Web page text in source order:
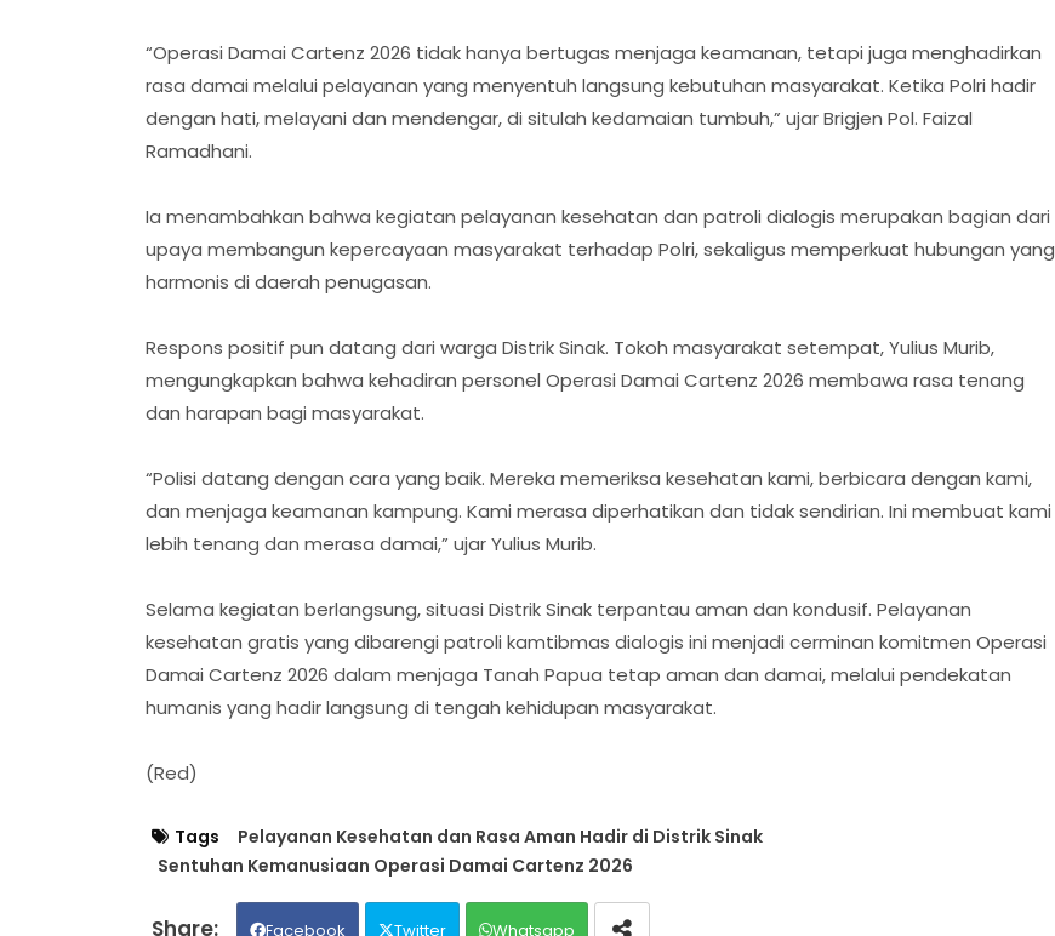
“Operasi Damai Cartenz 2026 tidak hanya bertugas menjaga keamanan, tetapi juga menghadirkan
rasa damai melalui pelayanan yang menyentuh langsung kebutuhan masyarakat. Ketika Polri hadir
dengan hati, melayani dan mendengar, di situlah kedamaian tumbuh,” ujar Brigjen Pol. Faizal
Ramadhani.
Ia menambahkan bahwa kegiatan pelayanan kesehatan dan patroli dialogis merupakan bagian dari
upaya membangun kepercayaan masyarakat terhadap Polri, sekaligus memperkuat hubungan yang
harmonis di daerah penugasan.
Respons positif pun datang dari warga Distrik Sinak. Tokoh masyarakat setempat, Yulius Murib,
mengungkapkan bahwa kehadiran personel Operasi Damai Cartenz 2026 membawa rasa tenang
dan harapan bagi masyarakat.
“Polisi datang dengan cara yang baik. Mereka memeriksa kesehatan kami, berbicara dengan kami,
dan menjaga keamanan kampung. Kami merasa diperhatikan dan tidak sendirian. Ini membuat kami
lebih tenang dan merasa damai,” ujar Yulius Murib.
Selama kegiatan berlangsung, situasi Distrik Sinak terpantau aman dan kondusif. Pelayanan
kesehatan gratis yang dibarengi patroli kamtibmas dialogis ini menjadi cerminan komitmen Operasi
Damai Cartenz 2026 dalam menjaga Tanah Papua tetap aman dan damai, melalui pendekatan
humanis yang hadir langsung di tengah kehidupan masyarakat.
(Red)
Tags
Pelayanan Kesehatan dan Rasa Aman Hadir di Distrik Sinak
Sentuhan Kemanusiaan Operasi Damai Cartenz 2026
Facebook Twitter Whatsapp